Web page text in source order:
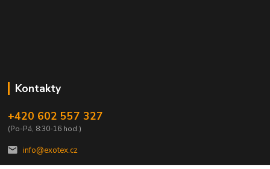
Kontakty
+420 602 557 327
(Po-Pá, 8:30-16 hod.)
info@exotex.cz